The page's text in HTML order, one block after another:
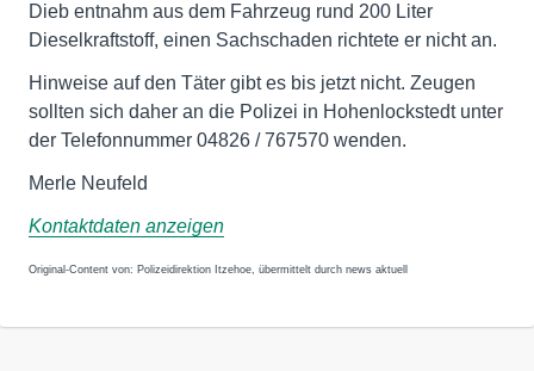
Dieb entnahm aus dem Fahrzeug rund 200 Liter
Dieselkraftstoff, einen Sachschaden richtete er nicht an.
Hinweise auf den Täter gibt es bis jetzt nicht. Zeugen
sollten sich daher an die Polizei in Hohenlockstedt unter
der Telefonnummer 04826 / 767570 wenden.
Merle Neufeld
Kontaktdaten anzeigen
Original-Content von: Polizeidirektion Itzehoe, übermittelt durch news aktuell